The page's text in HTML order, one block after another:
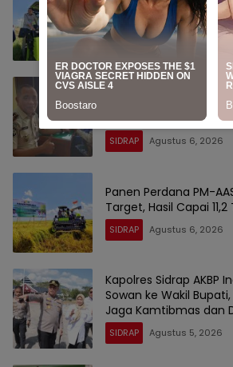
Lebih dari 51 Ribu
dan PM-AAS Lampaui
Agustus 6, 2026
Setetes Darah Sejuta
Sidrap Gelar Donor
Ke-81 Kemerdekaan RI
SIDRAP Agustus 6, 2026
Panen Perdana PM-
Target, Hasil Capai
SIDRAP Agustus 6, 2026
Kapolres Sidrap AKBP
Sowan ke Wakil
Jaga Kamtibmas dan
Pembangunan
SIDRAP Agustus 5, 2026